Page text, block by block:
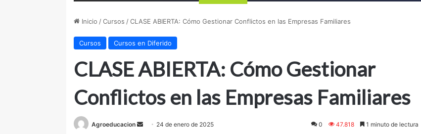
Inicio / Cursos / CLASE ABIERTA: Cómo Gestionar Conflictos en las Empresas Familiares
Cursos Cursos en Diferido
CLASE ABIERTA: Cómo Gestionar
Conflictos en las Empresas Familiares
Agroeducacion
Send24 de enero de 2025 0 47.818 1 minuto de lectura